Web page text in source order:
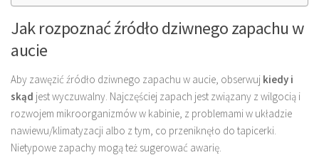
Jak rozpoznać źródło dziwnego zapachu w
aucie
Aby zawęzić źródło dziwnego zapachu w aucie, obserwuj kiedy i
skąd jest wyczuwalny. Najczęściej zapach jest związany z wilgocią i
rozwojem mikroorganizmów w kabinie, z problemami w układzie
nawiewu/klimatyzacji albo z tym, co przeniknęło do tapicerki.
Nietypowe zapachy mogą też sugerować awarię.